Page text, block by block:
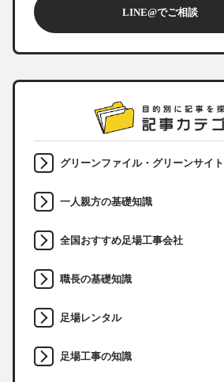
LINE@でご相談
グリーンファイル・グリーンサイト
一人親方の基礎知識
全国おすすめ足場工事会社
職長の基礎知識
足場レンタル
足場工事の知識